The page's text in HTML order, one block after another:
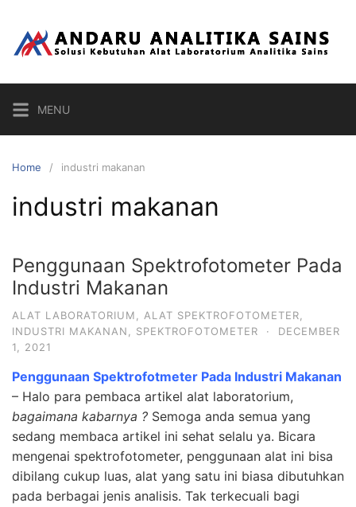
content
MENU
Home industri makanan
industri makanan
Penggunaan Spektrofotometer Pada
Industri Makanan
ALAT LABORATORIUM ALAT SPEKTROFOTOMETER
INDUSTRI MAKANAN
SPEKTROFOTOMETER ·
DECEMBER
1, 2021
Penggunaan Spektrofotmeter Pada Industri Makanan
– Halo para pembaca artikel alat laboratorium,
bagaimana kabarnya ? Semoga anda semua yang
sedang membaca artikel ini sehat selalu ya. Bicara
mengenai spektrofotometer, penggunaan alat ini bisa
dibilang cukup luas, alat yang satu ini biasa dibutuhkan
pada berbagai jenis analisis. Tak terkecuali bagi